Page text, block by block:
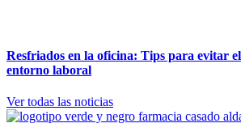
Resfriados en la oficina: Tips para evitar
entorno laboral
Ver todas las noticias